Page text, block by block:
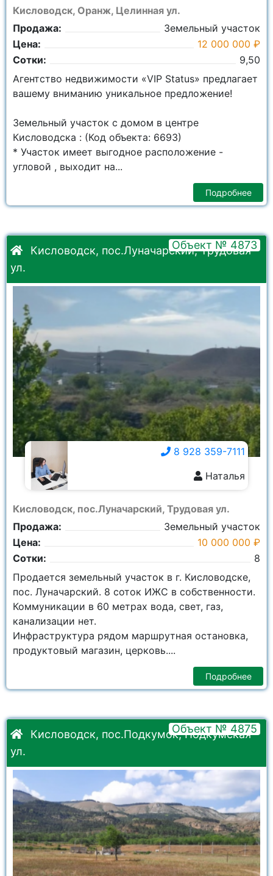
Кисловодск, Оранж, Целинная ул.
Продажа:
Земельный участок
Цена:
12 000 000 ₽
Сотки:
9,50
Агентство недвижимости «VIP Status» предлагает
вашему вниманию уникальное предложение!
Земельный участок с домом в центре
Кисловодска : (Код объекта: 6693)
* Участок имеет выгодное расположение -
угловой , выходит на...
Подробнее
Кисловодск, пос.Луначарский, Трудовая
ул.
Объект № 4873
Кисловодск, пос.Луначарский, Трудовая ул.
Продажа:
Земельный участок
Цена:
10 000 000 ₽
Сотки:
8
8 928 359-7111
Наталья
Продается земельный участок в г. Кисловодске,
пос. Луначарский. 8 соток ИЖС в собственности.
Коммуникации в 60 метрах вода, свет, газ,
канализации нет.
Инфраструктура рядом маршрутная остановка,
продуктовый магазин, церковь....
Подробнее
Кисловодск, пос.Подкумок, Подкумская
ул.
Объект № 4875